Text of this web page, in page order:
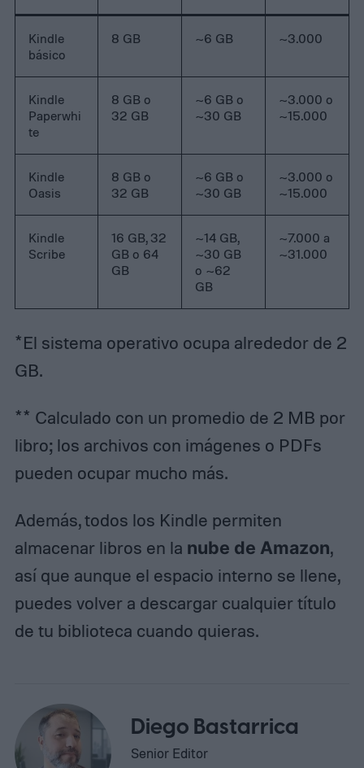
Kindle
básico
8 GB ~6 GB ~3.000
Kindle
Paperwhi
te
8 GB o
32 GB
~6 GB o
~30 GB
~3.000 o
~15.000
Kindle
Oasis
8 GB o
32 GB
~6 GB o
~30 GB
~3.000 o
~15.000
Kindle
Scribe
16 GB, 32
GB o 64
GB
~14 GB,
~30 GB
o ~62
GB
~7.000 a
~31.000
*El sistema operativo ocupa alrededor de 2
GB.
** Calculado con un promedio de 2 MB por
libro; los archivos con imágenes o PDFs
pueden ocupar mucho más.
Además, todos los Kindle permiten
almacenar libros en la nube de Amazon,
así que aunque el espacio interno se llene,
puedes volver a descargar cualquier título
de tu biblioteca cuando quieras.
Diego Bastarrica
Senior Editor